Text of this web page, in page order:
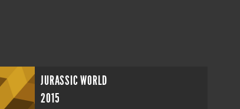
JURASSIC WORLD
2015